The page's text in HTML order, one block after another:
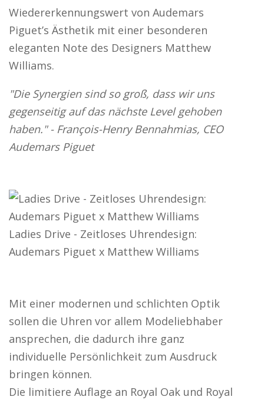
Wiedererkennungswert von Audemars
Piguet’s Ästhetik mit einer besonderen
eleganten Note des Designers Matthew
Williams.
"Die Synergien sind so groß, dass wir uns
gegenseitig auf das nächste Level gehoben
haben." - François-Henry Bennahmias, CEO
Audemars Piguet
Ladies Drive - Zeitloses Uhrendesign:
Audemars Piguet x Matthew Williams
Mit einer modernen und schlichten Optik
sollen die Uhren vor allem Modeliebhaber
ansprechen, die dadurch ihre ganz
individuelle Persönlichkeit zum Ausdruck
bringen können.
Die limitiere Auflage an Royal Oak und Royal